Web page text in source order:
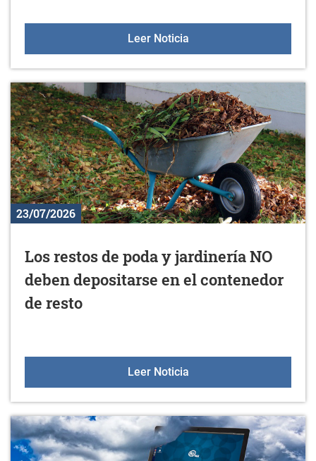
Leer NoticiaEl ayuntamiento
23/07/2026
Los restos de poda y jardinería NO
deben depositarse en el contenedor
de resto
Leer NoticiaLos restos de poda y